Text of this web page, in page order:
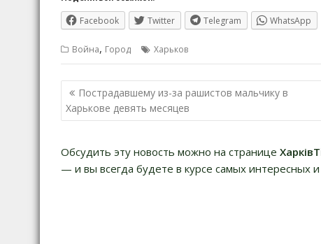
Facebook Twitter Telegram WhatsApp
Война, Город Харьков
Навигация
по
записям
Пострадавшему из-за рашистов мальчику в
Харькове девять месяцев
Обсудить эту новость можно на странице
— и вы всегда будете в курсе самых интересных